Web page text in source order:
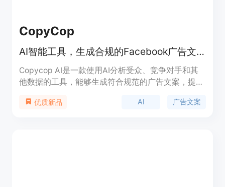
CopyCop
AI智能工具，生成合规的Facebook广告文案
Copycop AI是一款使用AI分析受众、竞争对手和其
他数据的工具，能够生成符合规范的广告文案，提高
词的文案。定价详细请查看官方网站。
优质新品 AI 广告文案